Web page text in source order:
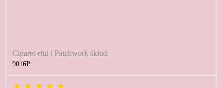
Cigaret etui i Patchwork skind.
9016P